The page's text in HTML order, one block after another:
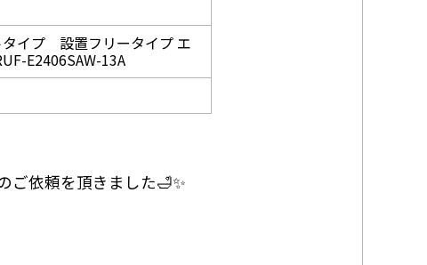
イプ 設置フリータイプ エ
E2406SAW-13A
ご依頼を頂きました🛁✨